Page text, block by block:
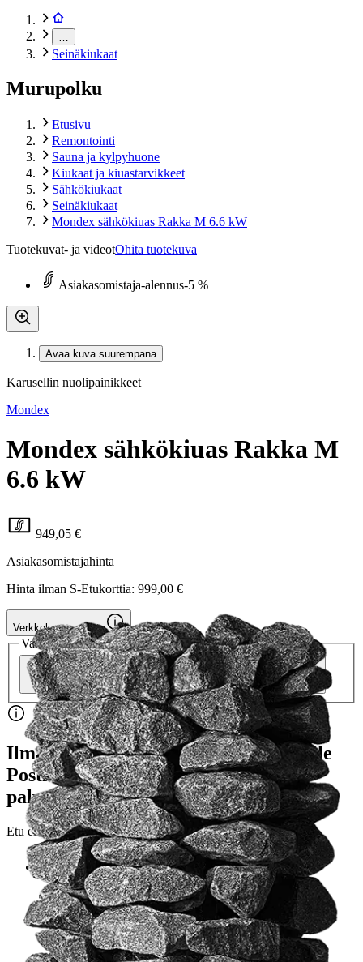
Seinäkiukaat
Murupolku
Etusivu
Remontointi
Sauna ja kylpyhuone
Kiukaat ja kiuastarvikkeet
Sähkökiukaat
Seinäkiukaat
Mondex sähkökiuas Rakka M 6.6 kW
Tuotekuvat- ja videotOhita tuotekuva
Asiakasomistaja-alennus-5 %
Avaa kuva suurempana
Karusellin nuolipainikkeet
Mondex
Mondex sähkökiuas Rakka M
6.6 kW
949,05 €
Asiakasomistajahinta
Hinta ilman S-Etukorttia: 999,00 €
Verkkokaupan hinta
Valitse toimitustapa
Nouto myymälästä
Ei saatavilla
Toimitus
Kotiin tai noutopisteeseenAlk. 4,95 €
Ilmainen toimitus yli 100 €:n tilauksille
Postin pakettiautomaattiin tai
palvelupisteeseen!
Etu ei koske Suuri‑lisäpalvelulla toimitettavia tuotteita.
Tarkista myymäläsaatavuus